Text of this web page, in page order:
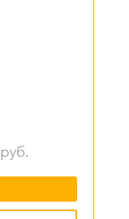
руб.